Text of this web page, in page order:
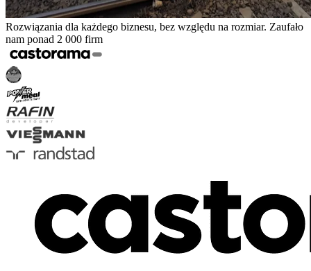
Rozwiązania dla każdego biznesu, bez względu na rozmiar. Zaufało
nam ponad 2 000 firm